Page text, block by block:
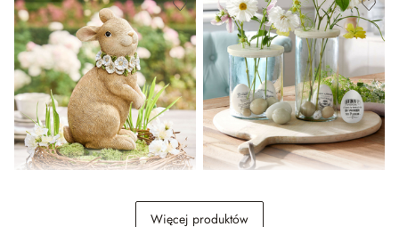
Vélour
Więcej produktów